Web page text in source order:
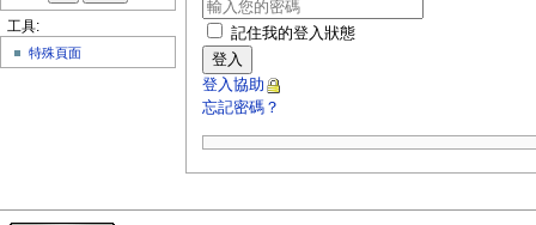
記住我的登入狀態
登入
登入協助
忘記密碼？
工具:
特殊頁面